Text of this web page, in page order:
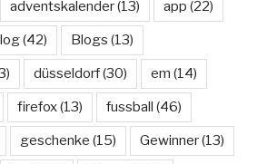
adventskalender(13) app (22)
(42) Blogs (13)
düsseldorf(30) em (14)
firefox(13) fussball (46)
geschenke (15) Gewinner(13)